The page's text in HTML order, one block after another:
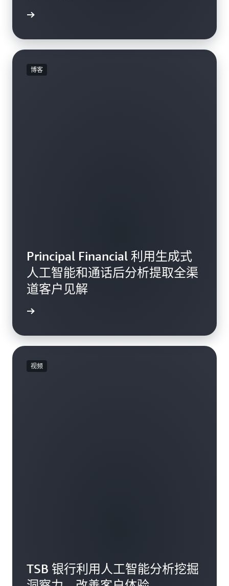
博客
Principal Financial 利用生成式
人工智能和通话后分析提取全渠
道客户见解
视频
TSB 银行利用人工智能分析挖掘